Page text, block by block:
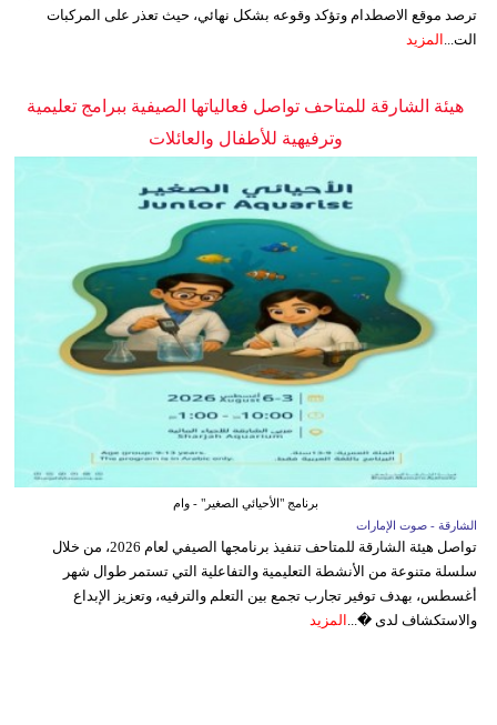
ترصد موقع الاصطدام وتؤكد وقوعه بشكل نهائي، حيث تعذر على المركبات
الت...
المزيد
هيئة الشارقة للمتاحف تواصل فعالياتها الصيفية ببرامج تعليمية
وترفيهية للأطفال والعائلات
برنامج "الأحيائي الصغير" - وام
الشارقة - صوت الإمارات
تواصل هيئة الشارقة للمتاحف تنفيذ برنامجها الصيفي لعام 2026، من خلال
سلسلة متنوعة من الأنشطة التعليمية والتفاعلية التي تستمر طوال شهر
أغسطس، بهدف توفير تجارب تجمع بين التعلم والترفيه، وتعزيز الإبداع
والاستكشاف لدى �... المزيد